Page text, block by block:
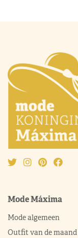
Mode Máxima
Mode algemeen
Outfit van de maand